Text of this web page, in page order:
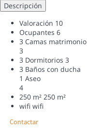
Descripción
Valoración 10
Ocupantes 6
3 Camas matrimonio
3
3 Dormitorios 3
3 Baños con ducha
1 Aseo
4
250 m² 250 m²
wifi wifi
Contactar